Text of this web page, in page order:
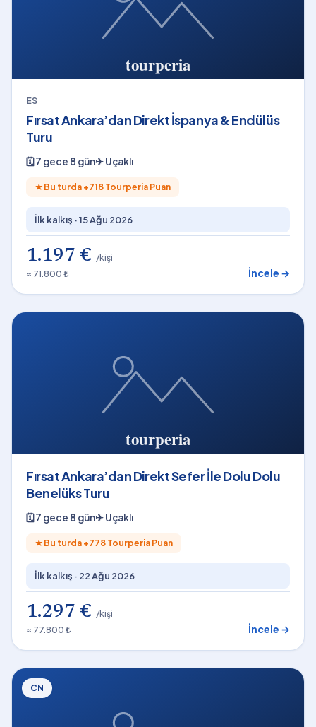
ES
Fırsat Ankara’dan Direkt İspanya & Endülüs
Turu
🗓7 gece 8 gün✈Uçaklı
★ Bu turda +718 Tourperia Puan
İlk kalkış ·15 Ağu 2026
1.197 € /kişi
≈ 71.800 ₺
İncele →
Fırsat Ankara’dan Direkt Sefer İle Dolu Dolu
Benelüks Turu
🗓7 gece 8 gün✈Uçaklı
★ Bu turda +778 Tourperia Puan
İlk kalkış · 22 Ağu 2026
1.297 € /kişi
≈ 77.800 ₺
İncele →
CN